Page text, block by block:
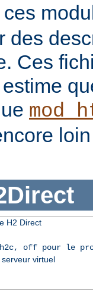
des
Ces
H2 Direct
h2c, off pour le
virtuel